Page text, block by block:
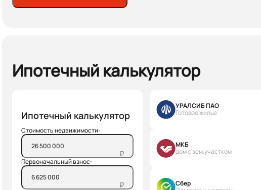
Ипотечный калькулятор
Ипотечный калькулятор
Стоимость недвижимости:
₽
Первоначальный взнос:
₽
УРАЛСИБ ПАО
Готовое жилье
МКБ
дом с зем.участком
Сбер